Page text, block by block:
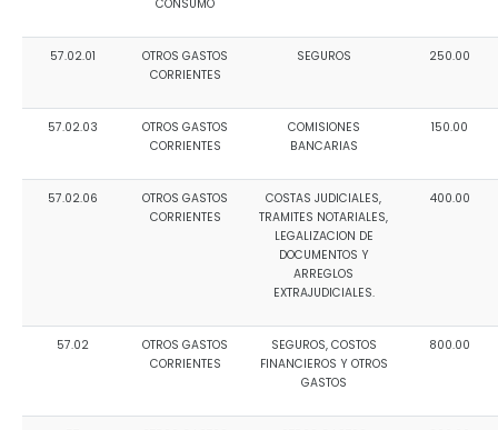
CONSUMO
57.02.01
OTROS GASTOS
CORRIENTES
SEGUROS 250.00
57.02.03
OTROS GASTOS
CORRIENTES
COMISIONES
BANCARIAS
150.00
57.02.06
OTROS GASTOS
CORRIENTES
COSTAS JUDICIALES,
TRAMITES NOTARIALES,
LEGALIZACION DE
DOCUMENTOS Y
ARREGLOS
EXTRAJUDICIALES.
400.00
57.02
OTROS GASTOS
CORRIENTES
SEGUROS, COSTOS
FINANCIEROS Y OTROS
GASTOS
800.00